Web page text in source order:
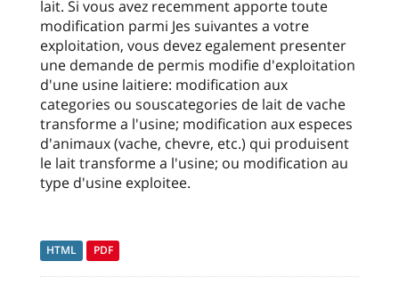
lait. Si vous avez recemment apporte toute
modification parmi Jes suivantes a votre
exploitation, vous devez egalement presenter
une demande de permis modifie d'exploitation
d'une usine laitiere: modification aux
categories ou souscategories de lait de vache
transforme a l'usine; modification aux especes
d'animaux (vache, chevre, etc.) qui produisent
le lait transforme a l'usine; ou modification au
type d'usine exploitee.
HTML PDF